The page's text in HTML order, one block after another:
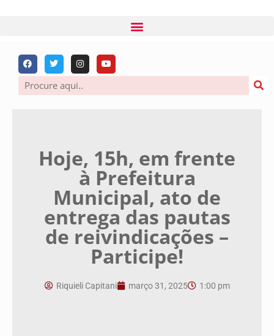
Hoje, 15h, em frente
à Prefeitura
Municipal, ato de
entrega das pautas
de reivindicações –
Participe!
Riquieli Capitani março 31, 2025 1:00 pm